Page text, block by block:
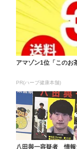
アマゾン1位「このお
PR(ハーブ健康本舗)
八田與一容疑者 情報